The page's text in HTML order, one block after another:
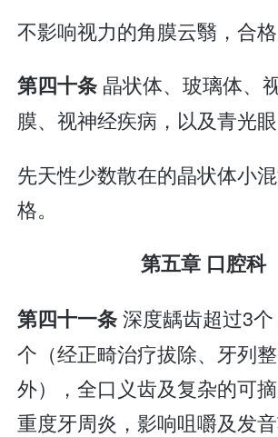
不影响视力的角膜云翳，合格
第四十条 晶状体、玻璃体、
膜、视神经疾病，以及青光眼
先天性少数散在的晶状体小
格。
第五章 口腔科
第四十一条深度龋齿超过3
个（经正畸治疗拔除、牙列
外），全口义齿及复杂的可
重度牙周炎，影响咀嚼及发